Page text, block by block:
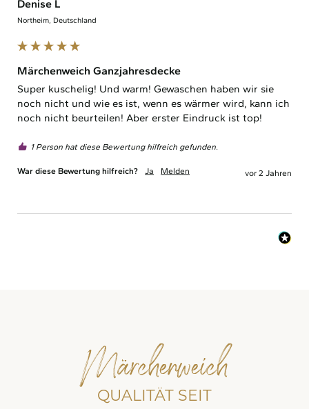
Denise L
Northeim, Deutschland
Märchenweich Ganzjahresdecke
Super kuschelig! Und warm! Gewaschen haben wir sie
noch nicht und wie es ist, wenn es wärmer wird, kann ich
noch nicht beurteilen! Aber erster Eindruck ist top!
1 Person hat diese Bewertung hilfreich gefunden.
War diese Bewertung hilfreich? Ja Melden vor 2 Jahren
Märchenweich
QUALITÄT SEIT